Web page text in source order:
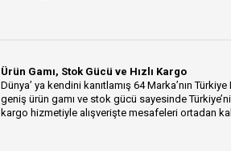
Ürün Gamı, Stok Gücü ve Hızlı Kargo
Dünya’ ya kendini kanıtlamış 64 Marka’nın
geniş ürün gamı ve stok gücü sayesinde
kargo hizmetiyle alışverişte mesafeleri ortadan